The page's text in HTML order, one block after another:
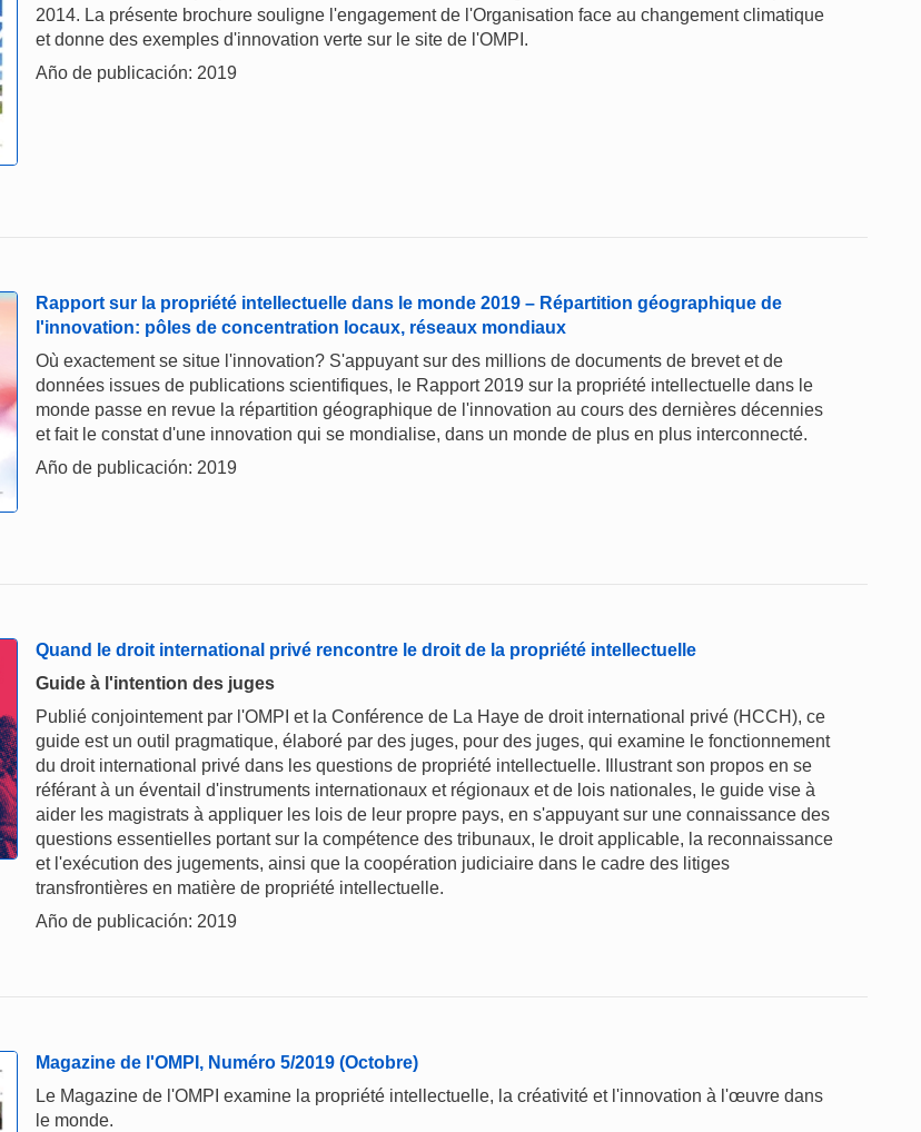
2014. La présente brochure souligne l'engagement de l'Organisation face au changement climatique
et donne des exemples d'innovation verte sur le site de l'OMPI.
Año de publicación: 2019
Rapport sur la propriété intellectuelle dans le monde 2019 – Répartition géographique de
l'innovation: pôles de concentration locaux, réseaux mondiaux
Où exactement se situe l'innovation? S'appuyant sur des millions de documents de brevet et de
données issues de publications scientifiques, le Rapport 2019 sur la propriété intellectuelle dans le
monde passe en revue la répartition géographique de l'innovation au cours des dernières décennies
et fait le constat d'une innovation qui se mondialise, dans un monde de plus en plus interconnecté.
Año de publicación: 2019
Quand le droit international privé rencontre le droit de la propriété intellectuelle
Guide à l'intention des juges
Publié conjointement par l'OMPI et la Conférence de La Haye de droit international privé (HCCH), ce
guide est un outil pragmatique, élaboré par des juges, pour des juges, qui examine le fonctionnement
du droit international privé dans les questions de propriété intellectuelle. Illustrant son propos en se
référant à un éventail d'instruments internationaux et régionaux et de lois nationales, le guide vise à
aider les magistrats à appliquer les lois de leur propre pays, en s'appuyant sur une connaissance des
questions essentielles portant sur la compétence des tribunaux, le droit applicable, la reconnaissance
et l'exécution des jugements, ainsi que la coopération judiciaire dans le cadre des litiges
transfrontières en matière de propriété intellectuelle.
Año de publicación: 2019
Magazine de l'OMPI, Numéro 5/2019 (Octobre)
Le Magazine de l'OMPI examine la propriété intellectuelle, la créativité et l'innovation à l'œuvre dans
le monde.